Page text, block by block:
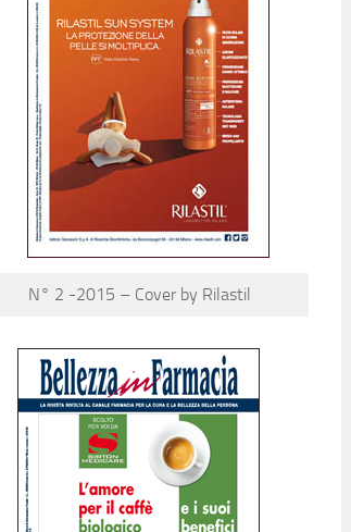
N° 2 -2015 – Cover by Rilastil